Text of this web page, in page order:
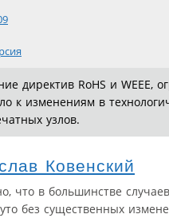
директив RoHS и WEEE,
к изменениям в
узлов.
Ковенский
что в большинстве
без существенных